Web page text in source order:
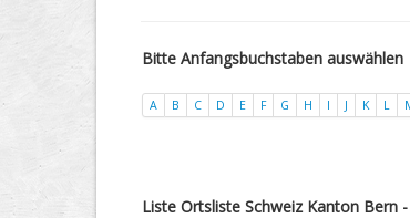
Bitte Anfangsbuchstaben auswählen
A B C D E F G H I J K L
Liste Ortsliste Schweiz Kanton Bern